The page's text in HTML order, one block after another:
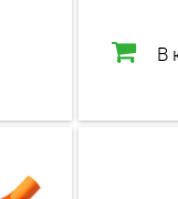
В